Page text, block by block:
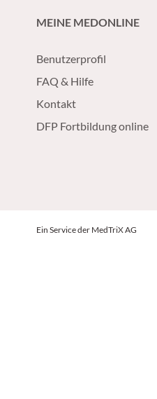
MEINE MEDONLINE
Benutzerprofil
FAQ & Hilfe
Kontakt
DFP Fortbildung online
Ein Service der MedTriX AG